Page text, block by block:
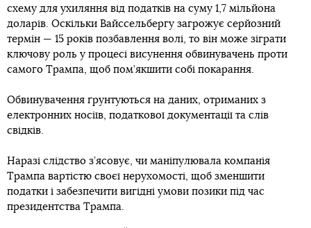
схему для ухиляння від податків на суму 1,7 мільйона
доларів. Оскільки Вайссельбергу загрожує серйозний
термін — 15 років позбавлення волі, то він може зіграти
ключову роль у процесі висунення обвинувачень проти
самого Трампа, щоб пом’якшити собі покарання.
Обвинувачення ґрунтуються на даних, отриманих з
електронних носіїв, податкової документації та слів
свідків.
Наразі слідство з’ясовує, чи маніпулювала компанія
Трампа вартістю своєї нерухомості, щоб зменшити
податки і забезпечити вигідні умови позики під час
президентства Трампа.